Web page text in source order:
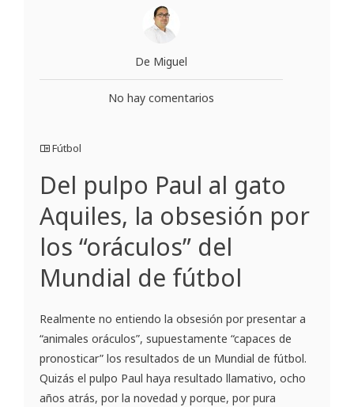
De Miguel
No hay comentarios
Fútbol
Del pulpo Paul al gato
Aquiles, la obsesión por
los “oráculos” del
Mundial de fútbol
Realmente no entiendo la obsesión por presentar a
“animales oráculos”, supuestamente “capaces de
pronosticar” los resultados de un Mundial de fútbol.
Quizás el pulpo Paul haya resultado llamativo, ocho
años atrás, por la novedad y porque, por pura